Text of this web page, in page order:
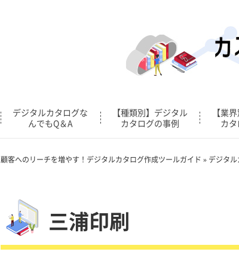
デジタルカタログな
んでもQ＆A
【種類別】デジタル
カタログの事例
【業
カ
顧客へのリーチを増やす！デジタルカタログ作成ツールガイド » デジタ
三浦印刷